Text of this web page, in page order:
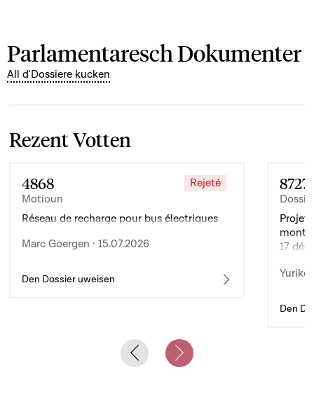
Parlamentaresch Dokumenter
All d'Dossiere kucken
Rezent Votten
4868
Motioun
Rejeté
Réseau de recharge pour bus électriques
Marc Goergen · 15.07.2026
Den Dossier uweisen
8727
Projet
17
Yuriko
Den
Previous slideNext slide